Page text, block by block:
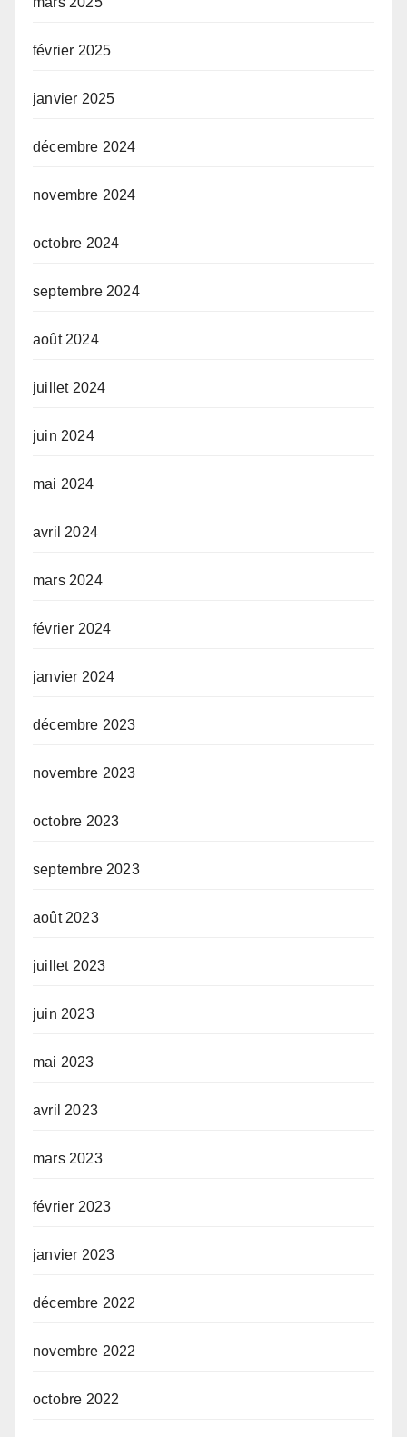
février 2025
janvier 2025
décembre 2024
novembre 2024
octobre 2024
septembre 2024
août 2024
juillet 2024
juin 2024
mai 2024
avril 2024
mars 2024
février 2024
janvier 2024
décembre 2023
novembre 2023
octobre 2023
septembre 2023
août 2023
juillet 2023
juin 2023
mai 2023
avril 2023
mars 2023
février 2023
janvier 2023
décembre 2022
novembre 2022
octobre 2022